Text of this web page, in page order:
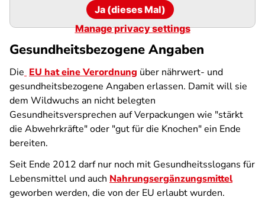
Ja (dieses Mal)
Manage privacy settings
Gesundheitsbezogene Angaben
Die EU hat eine Verordnung über nährwert- und
gesundheitsbezogene Angaben erlassen. Damit will sie
dem Wildwuchs an nicht belegten
Gesundheitsversprechen auf Verpackungen wie "stärkt
die Abwehrkräfte" oder "gut für die Knochen" ein Ende
bereiten.
Seit Ende 2012 darf nur noch mit Gesundheitsslogans für
Lebensmittel und auch Nahrungsergänzungsmittel
geworben werden, die von der EU erlaubt wurden.